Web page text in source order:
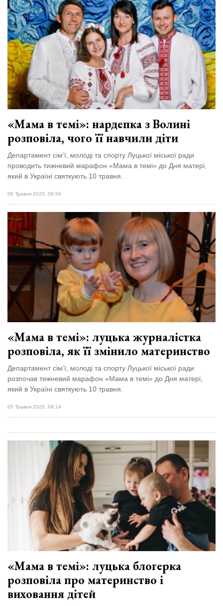
«Мама в темі»: нардепка з Волині
розповіла, чого її навчили діти
Департамент сім’ї, молоді та спорту Луцької міської ради
проводить тижневий марафон «Мама в темі» до Дня матері,
який в Україні святкують 10 травня.
06 Травня 2020, 09:54
«Мама в темі»: луцька журналістка
розповіла, як її змінило материнство
Департамент сім’ї, молоді та спорту Луцької міської ради
розпочав тижневий марафон «Мама в темі» до Дня матері,
який в Україні святкують 10 травня.
05 Травня 2020, 09:14
«Мама в темі»: луцька блогерка
розповіла про материнство і
виховання дітей